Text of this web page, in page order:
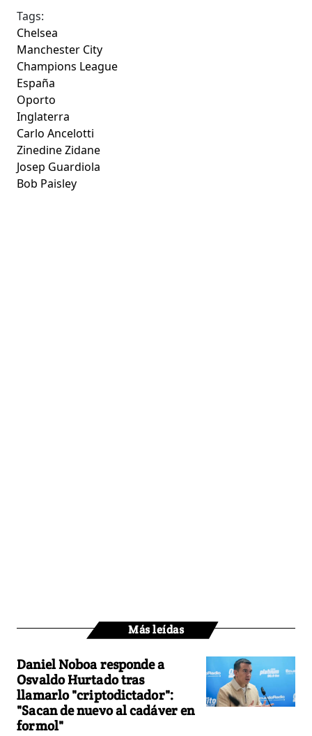
Tags:
Chelsea
Manchester City
Champions League
España
Oporto
Inglaterra
Carlo Ancelotti
Zinedine Zidane
Josep Guardiola
Bob Paisley
Más leídas
Daniel Noboa responde a
Osvaldo Hurtado tras
llamarlo "criptodictador":
"Sacan de nuevo al cadáver en
formol"